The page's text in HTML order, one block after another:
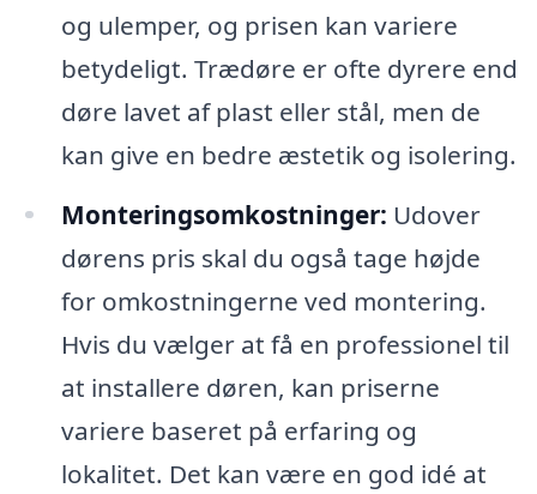
og ulemper, og prisen kan variere
betydeligt. Trædøre er ofte dyrere end
døre lavet af plast eller stål, men de
kan give en bedre æstetik og isolering.
Monteringsomkostninger: Udover
dørens pris skal du også tage højde
for omkostningerne ved montering.
Hvis du vælger at få en professionel til
at installere døren, kan priserne
variere baseret på erfaring og
lokalitet. Det kan være en god idé at